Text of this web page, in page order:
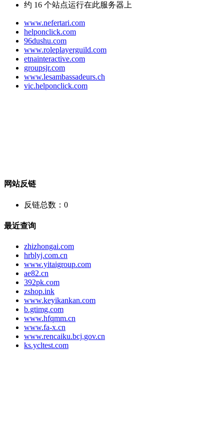
约 16 个站点运行在此服务器上
www.nefertari.com
helponclick.com
96dushu.com
www.roleplayerguild.com
etnainteractive.com
groupsjr.com
www.lesambassadeurs.ch
vic.helponclick.com
网站反链
反链总数： 0
最近查询
zhizhongai.com
hrblyj.com.cn
www.yitaigroup.com
ae82.cn
392pk.com
zshop.ink
www.keyikankan.com
b.gtimg.com
www.hfqmm.cn
www.fa-x.cn
www.rencaiku.bcj.gov.cn
ks.ycltest.com